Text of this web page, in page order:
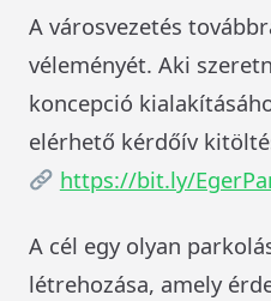
A városvezetés
véleményét. Aki
koncepció
elérhető kérdőív
https://bit.ly/
A cél egy olyan
létrehozása, amely